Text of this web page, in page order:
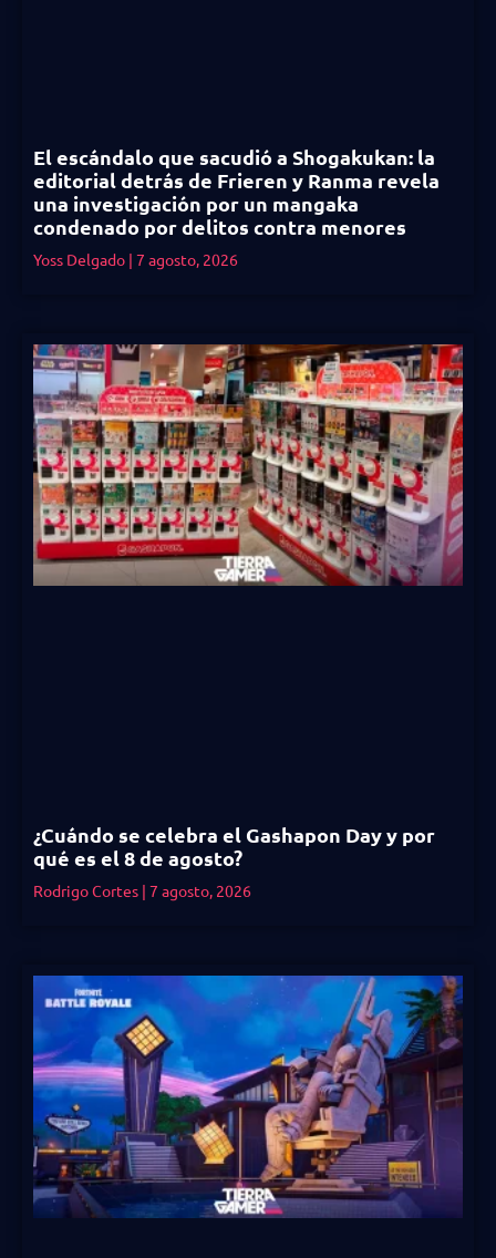
El escándalo que sacudió a Shogakukan: la
editorial detrás de Frieren y Ranma revela
una investigación por un mangaka
condenado por delitos contra menores
Yoss Delgado 7 agosto, 2026
¿Cuándo se celebra el Gashapon Day y por
qué es el 8 de agosto?
Rodrigo Cortes 7 agosto, 2026